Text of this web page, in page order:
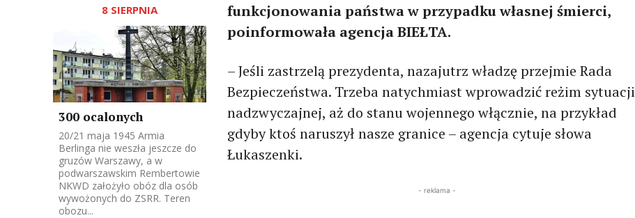
8 SIERPNIA
300 ocalonych
20/21 maja 1945 Armia
Berlinga nie weszła jeszcze do
gruzów Warszawy, a w
podwarszawskim Rembertowie
NKWD założyło obóz dla osób
wywożonych do ZSRR. Teren
obozu...
funkcjonowania państwa w przypadku własnej śmierci,
poinformowała agencja BIEŁTA.
– Jeśli zastrzelą prezydenta, nazajutrz władzę przejmie Rada
Bezpieczeństwa. Trzeba natychmiast wprowadzić reżim sytuacji
nadzwyczajnej, aż do stanu wojennego włącznie, na przykład
gdyby ktoś naruszył nasze granice – agencja cytuje słowa
Łukaszenki.
- reklama -